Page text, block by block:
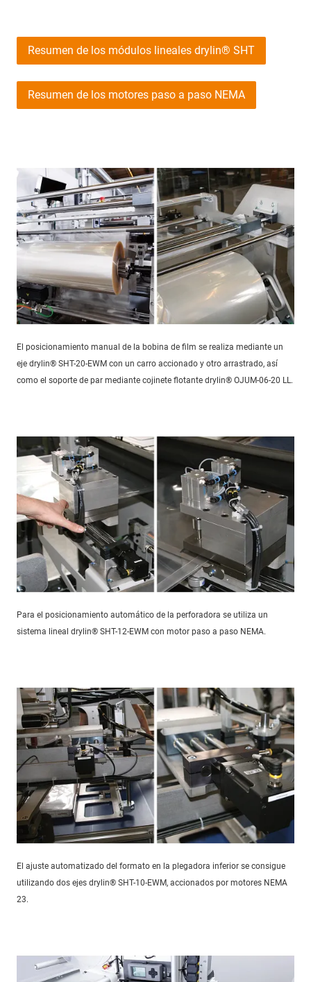
Resumen de los módulos lineales drylin® SHT
Resumen de los motores paso a paso NEMA
El posicionamiento manual de la bobina de film se realiza mediante un
eje drylin® SHT-20-EWM con un carro accionado y otro arrastrado, así
como el soporte de par mediante cojinete flotante drylin® OJUM-06-20 LL.
Para el posicionamiento automático de la perforadora se utiliza un
sistema lineal drylin® SHT-12-EWM con motor paso a paso NEMA.
El ajuste automatizado del formato en la plegadora inferior se consigue
utilizando dos ejes drylin® SHT-10-EWM, accionados por motores NEMA
23.